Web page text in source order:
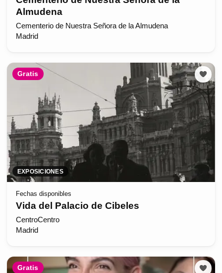
Almudena
Cementerio de Nuestra Señora de la Almudena
Madrid
Gratis
EXPOSICIONES
Fechas disponibles
Vida del Palacio de Cibeles
CentroCentro
Madrid
Gratis